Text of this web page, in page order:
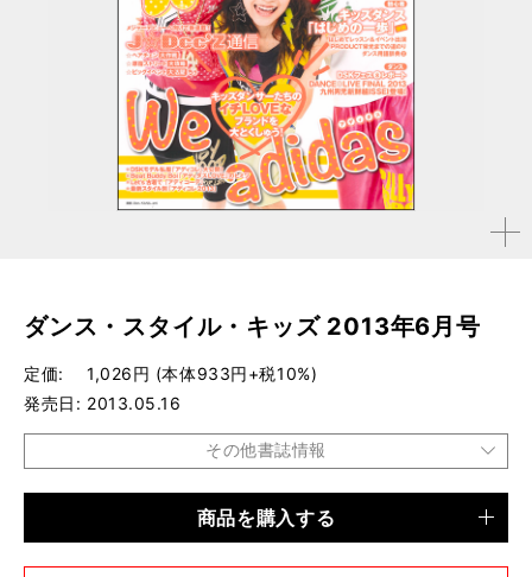
拡大す
ダンス・スタイル・キッズ 2013年6月号
定価
1,026円 (本体933円+税10%)
発売日
2013.05.16
その他書誌情報
仕様 A4変形判 / 124ページ
商品を購入する